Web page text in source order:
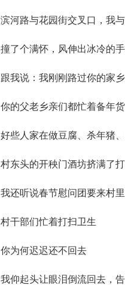
滨河路与花园街交叉口，我
撞了个满怀，风伸出冰冷的
跟我说：我刚刚路过你的家乡
你的父老乡亲们都忙着备年货
好些人家在做豆腐、杀年猪
村东头的开秧门酒坊挤满了
我还听说春节慰问团要来村
村干部们忙着打扫卫生
你为何迟迟还不回去
我仰起头让眼泪倒流回去，